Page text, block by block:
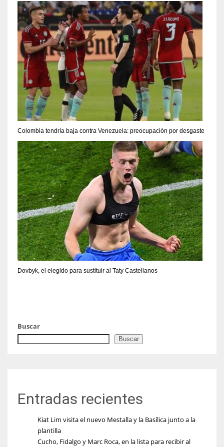
Colombia tendría baja contra Venezuela: preocupación por desgaste
Dovbyk, el elegido para sustituir al Taty Castellanos
Buscar
Buscar
Entradas recientes
Kiat Lim visita el nuevo Mestalla y la Basílica junto a la
plantilla
Cucho, Fidalgo y Marc Roca, en la lista para recibir al